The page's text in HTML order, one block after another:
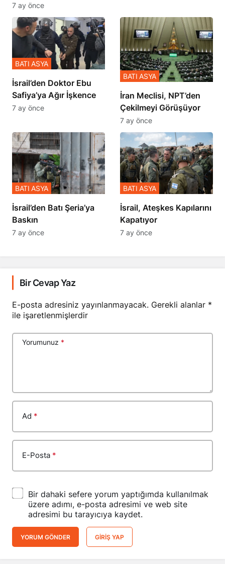
Zulmü Anlattı
7 ay önce
İsrail’den Doktor Ebu
Safiya’ya Ağır İşkence
BATI ASYA
7 ay önce
İran Meclisi, NPT’den
Çekilmeyi Görüşüyor
BATI ASYA
7 ay önce
​​​​​​​İsrail’den Batı Şeria’ya
Baskın
BATI ASYA
7 ay önce
İsrail, Ateşkes Kapılarını
Kapatıyor
BATI ASYA
7 ay önce
Bir Cevap Yaz
E-posta adresiniz yayınlanmayacak. Gerekli alanlar *
ile işaretlenmişlerdir
Yorumunuz *
Ad *
E-Posta *
Bir dahaki sefere yorum yaptığımda kullanılmak
üzere adımı, e-posta adresimi ve web site
adresimi bu tarayıcıya kaydet.
YORUM GÖNDER GIRIŞ YAP